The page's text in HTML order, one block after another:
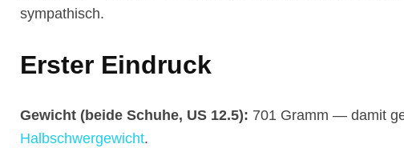
sympathisch.
Erster Eindruck
Gewicht (beide Schuhe, US 12.5): 701 Gramm — damit
Halbschwergewicht.